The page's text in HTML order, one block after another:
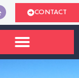
CONTACT